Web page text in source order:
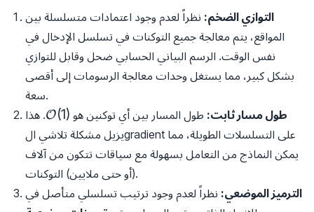
التوازي الضخم: نظراً لعدم وجود اعتمادات متسلسلة بين
المواقع، يتم معالجة جميع التوكنات في تسلسل الإدخال في
نفس الوقت. الرسم البياني الحسابي ضحل وقابل للتوازي
بشكل كبير، مما يستغل وحدات معالجة الرسومات إلى أقصى
سعة.
طول مسار ثابت: طول المسار بين أي توكنين هو
\mathcal{O}
(1)
O(1)
. هذا
يزيل مشكلة تلاشي الgradient على التسلسلات الطويلة، مما
يمكن النماذج من التعامل بسهولة مع سياقات تتكون من آلاف
(أو حتى ملايين) التوكنات.
الترميز الموضعي: نظراً لعدم وجود ترتيب تسلسلي متأصل في